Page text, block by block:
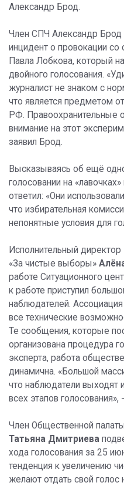
Александр Брод.
Член СПЧ Александр Брод
инцидент о провокации
Павла Лобкова, который
двойного голосования.
журналист не знаком с
что является предметом
РФ. Правоохранительные
внимание на этот
заявил Брод.
Высказываясь об ещё
голосовании на
ответил: «Они
что избирательная
непонятные условия для
Исполнительный
«За чистые выборы»
работе Ситуационного
к работе приступил
наблюдателей.
все технические
Те сообщения, которые
организована процедура
эксперта, работа
динамична. «Большой
что наблюдатели выходят
всех этапов
Член Общественной
Татьяна Дмитриева
хода голосования за 25
тенденция к увеличению
желают отдать свой голос